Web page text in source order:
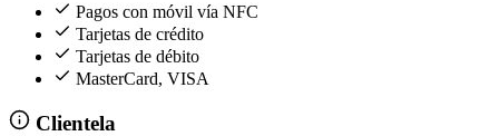
Pagos con móvil vía NFC
Tarjetas de crédito
Tarjetas de débito
MasterCard, VISA
Clientela